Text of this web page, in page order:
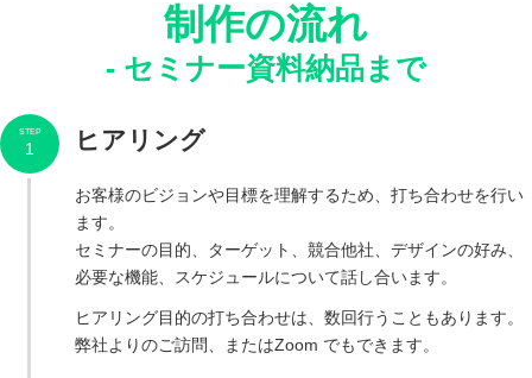
制作の流れ
- セミナー資料納品まで
ヒアリング
お客様のビジョンや目標を理解するため、打ち合わせを行い
ます。
セミナーの目的、ターゲット、競合他社、デザインの好み、
必要な機能、スケジュールについて話し合います。
ヒアリング目的の打ち合わせは、数回行うこともあります。
弊社よりのご訪問、またはZoom でもできます。
STEP
1